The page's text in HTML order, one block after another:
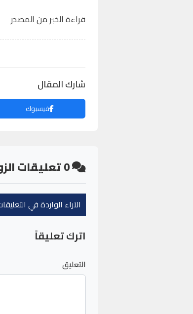
قراءة الخبر من المصدر
شارك المقال
فيسبوك
0تعليقات
الآراء الواردة في
اترك تعليقاً
التعليق